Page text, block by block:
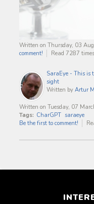
Written on Thursday, 03
comment!
Read 7287 times
SaraEye - This is
sight
Written by Artur
Written on Tuesday, 07
Tags: CharGPT saraeye
Be the first to comment!